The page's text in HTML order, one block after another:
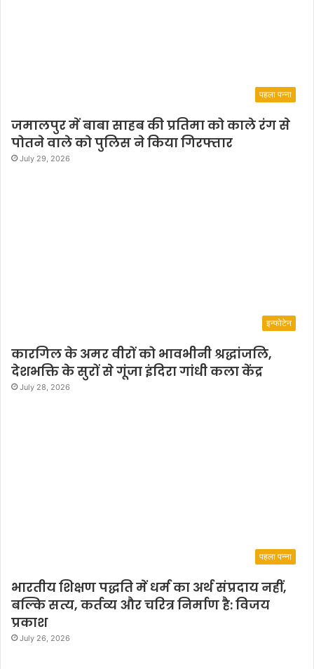
पहला पन्ना
जमालपुर में बाबा साहब की प्रतिमा को काले रंग से
पोतने वाले को पुलिस ने किया गिरफ्तार
July 29, 2026
इन्फोटेन
कारगिल के अमर वीरों को भावभीनी श्रद्धांजलि,
देशभक्ति के सुरों से गूंजा इंदिरा गांधी कला केंद्र
July 28, 2026
पहला पन्ना
भारतीय शिक्षण पद्धति में धर्म का अर्थ संप्रदाय नहीं,
बल्कि सत्य, कर्तव्य और चरित्र निर्माण है: विजय
प्रकाश
July 26, 2026